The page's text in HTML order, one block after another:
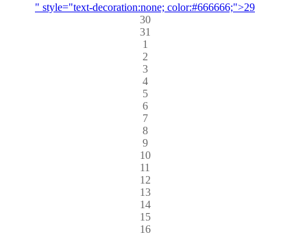
" style="text-decoration:none; color:#666666;">29
30
31
1
2
3
4
5
6
7
8
9
10
11
12
13
14
15
16